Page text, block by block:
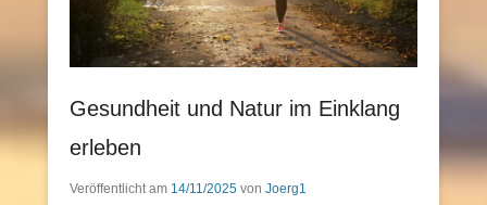
Gesundheit und Natur im Einklang
erleben
Veröffentlicht am 14/11/2025 von Joerg1